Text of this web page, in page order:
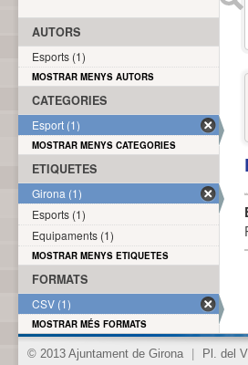
AUTORS
Esports (1)
MOSTRAR MENYS AUTORS
CATEGORIES
Esport (1)
MOSTRAR MENYS CATEGORIES
ETIQUETES
Girona (1)
Esports (1)
Equipaments (1)
MOSTRAR MENYS ETIQUETES
FORMATS
CSV (1)
MOSTRAR MÉS FORMATS
© 2013 Ajuntament de Girona Pl. del